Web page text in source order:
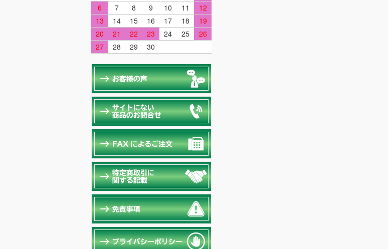
6
7 8 9 10 11
12
13
14 15 16 17 18
19
20
21 22 23 24 25
26
27
28 29 30